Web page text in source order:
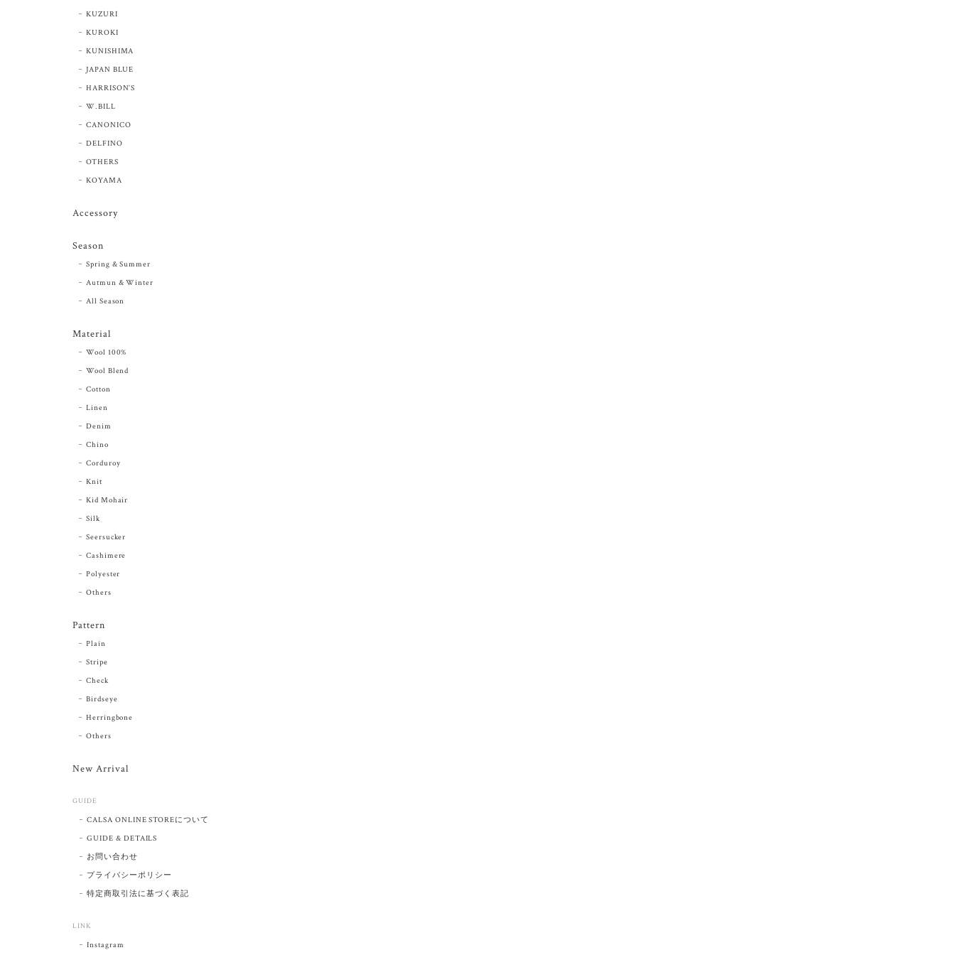
KUZURI
KUROKI
KUNISHIMA
JAPAN BLUE
HARRISON’S
W.BILL
CANONICO
DELFINO
OTHERS
KOYAMA
Accessory
Season
Spring & Summer
Autmun & Winter
All Season
Material
Wool 100%
Wool Blend
Cotton
Linen
Denim
Chino
Corduroy
Knit
Kid Mohair
Silk
Seersucker
Cashimere
Polyester
Others
Pattern
Plain
Stripe
Check
Birdseye
Herringbone
Others
New Arrival
GUIDE
CALSA ONLINE STOREについて
GUIDE & DETAILS
お問い合わせ
プライバシーポリシー
特定商取引法に基づく表記
LINK
Instagram